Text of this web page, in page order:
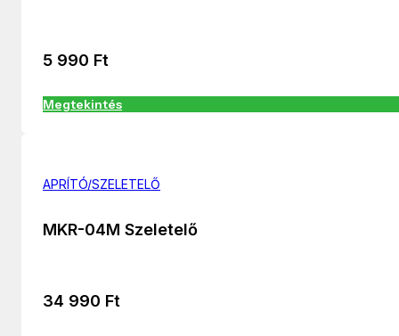
5 990 Ft
Megtekintés
APRÍTÓ/SZELETELŐ
MKR-04M Szeletelő
34 990 Ft